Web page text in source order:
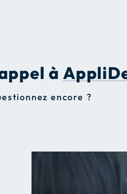
à
encore ?